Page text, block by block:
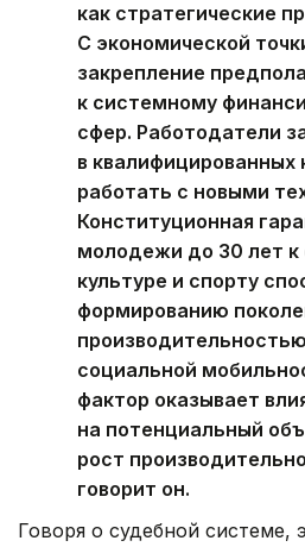
как стратегические
С экономической
закрепление
к системному
сфер. Работодатели
в квалифицированных
работать с новыми
Конституционная
молодежи до 30 лет к
культуре и спорту
формированию
социальной
фактор оказывает
на потенциальный
рост
говорит он.
Говоря о судебной системе,